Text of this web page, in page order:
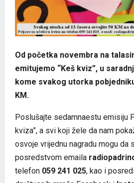
Od početka novembra na
emitujemo “Keš kviz”, u
kome svakog utorka
KM.
Poslušajte sedamnaestu emisiju
kviza”, a svi koji žele da nam
osvoje vrijednu nagradu mogu da
posredstvom emaila
telefon 059 241 025, kao i